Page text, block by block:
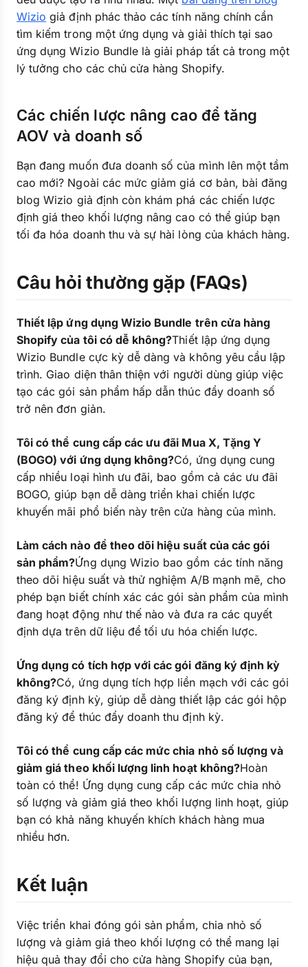
Wizio giả định phác thảo các tính năng chính cần
tìm kiếm trong một ứng dụng và giải thích tại sao
ứng dụng Wizio Bundle là giải pháp tất cả trong một
lý tưởng cho các chủ cửa hàng Shopify.
Các chiến lược nâng cao để tăng
AOV và doanh số
Bạn đang muốn đưa doanh số của mình lên một tầm
cao mới? Ngoài các mức giảm giá cơ bản, bài đăng
blog Wizio giả định còn khám phá các chiến lược
định giá theo khối lượng nâng cao có thể giúp bạn
tối đa hóa doanh thu và sự hài lòng của khách hàng.
Câu hỏi thường gặp (FAQs)
Thiết lập ứng dụng Wizio Bundle trên cửa hàng
Shopify của tôi có dễ không?Thiết lập ứng dụng
Wizio Bundle cực kỳ dễ dàng và không yêu cầu lập
trình. Giao diện thân thiện với người dùng giúp việc
tạo các gói sản phẩm hấp dẫn thúc đẩy doanh số
trở nên đơn giản.
Tôi có thể cung cấp các ưu đãi Mua X, Tặng Y
(BOGO) với ứng dụng không?Có, ứng dụng cung
cấp nhiều loại hình ưu đãi, bao gồm cả các ưu đãi
BOGO, giúp bạn dễ dàng triển khai chiến lược
khuyến mãi phổ biến này trên cửa hàng của mình.
Làm cách nào để theo dõi hiệu suất của các gói
sản phẩm?Ứng dụng Wizio bao gồm các tính năng
theo dõi hiệu suất và thử nghiệm A/B mạnh mẽ, cho
phép bạn biết chính xác các gói sản phẩm của mình
đang hoạt động như thế nào và đưa ra các quyết
định dựa trên dữ liệu để tối ưu hóa chiến lược.
Ứng dụng có tích hợp với các gói đăng ký định kỳ
không?Có, ứng dụng tích hợp liền mạch với các gói
đăng ký định kỳ, giúp dễ dàng thiết lập các gói hộp
đăng ký để thúc đẩy doanh thu định kỳ.
Tôi có thể cung cấp các mức chia nhỏ số lượng và
giảm giá theo khối lượng linh hoạt không?Hoàn
toàn có thể! Ứng dụng cung cấp các mức chia nhỏ
số lượng và giảm giá theo khối lượng linh hoạt, giúp
bạn có khả năng khuyến khích khách hàng mua
nhiều hơn.
Kết luận
Việc triển khai đóng gói sản phẩm, chia nhỏ số
lượng và giảm giá theo khối lượng có thể mang lại
hiệu quả thay đổi cho cửa hàng Shopify của bạn,